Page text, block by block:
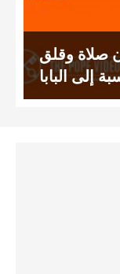
صلاة وقلق
إلى البابا